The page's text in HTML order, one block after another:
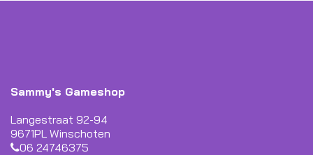
Sammy's Gameshop
Langestraat 92-94
9671PL Winschoten
06 24746375